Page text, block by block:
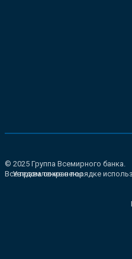
© 2025 Группа Всемирного банка.
Все права сохранены.
Уведомление о порядке